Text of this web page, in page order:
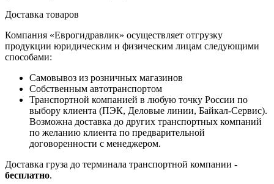
Доставка товаров
Компания «Еврогидравлик» осуществляет отгрузку
продукции юридическим и физическим лицам следующими
способами:
Самовывоз из розничных магазинов
Собственным автотранспортом
Транспортной компанией в любую точку России по
выбору клиента (ПЭК, Деловые линии, Байкал-Сервис).
Возможна доставка до других транспортных компаний
по желанию клиента по предварительной
договоренности с менеджером.
Доставка груза до терминала транспортной компании -
бесплатно.